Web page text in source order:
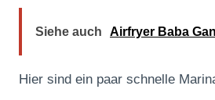
Siehe auch Airfryer Baba
Hier sind ein paar schnelle